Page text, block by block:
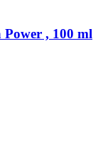
Power , 100 ml